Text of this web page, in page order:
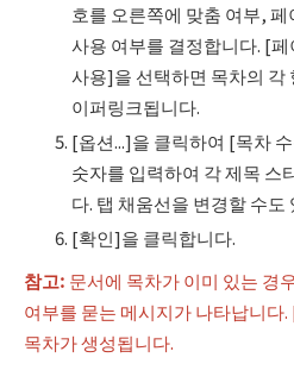
호를 오른쪽에 맞춤 여부,
사용 여부를 결정합니다. [
사용]을 선택하면 목차의 각
이퍼링크됩니다.
[옵션...]을 클릭하여 [목차
숫자를 입력하여 각 제목 스
다. 탭 채움선을 변경할 수도
[확인]을 클릭합니다.
참고: 문서에 목차가 이미 있는 경
여부를 묻는 메시지가 나타납니
목차가 생성됩니다.